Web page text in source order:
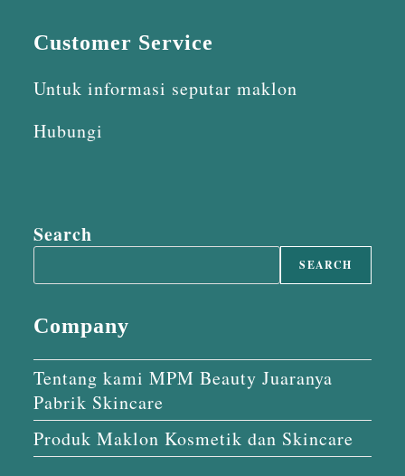
Customer Service
Untuk informasi seputar maklon
Hubungi
Search
SEARCH
Company
Tentang kami MPM Beauty Juaranya
Pabrik Skincare
Produk Maklon Kosmetik dan Skincare